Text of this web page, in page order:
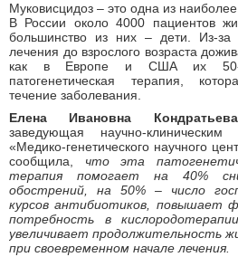
Муковисцидоз – это одна из
В России около 4000 пациентов
большинство из них – дети. Из-за
лечения до взрослого возраста
как в Европе и США их 50-
патогенетическая терапия,
течение заболевания.
Елена Ивановна Кондратьева
заведующая научно-клиническим
«Медико-генетического научного
сообщила, что эта
терапия помогает на 40%
обострений, на 50% – число
курсов антибиотиков, повышает
потребность в
увеличивает продолжительность
при своевременном начале лечения.